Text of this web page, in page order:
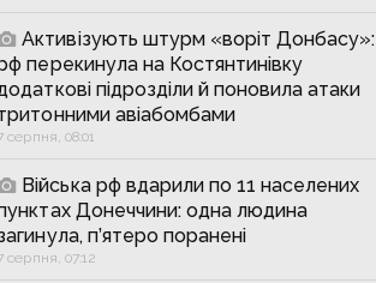
Активізують штурм «воріт Донбасу»:
перекинула на Костянтинівку
підрозділи й поновила атаки
авіабомбами
серпня, 08:01
Війська рф вдарили по 11 населених
Донеччини: одна людина
п’ятеро поранені
серпня, 07:12